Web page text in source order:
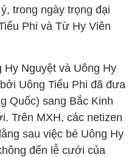
trong ngày trọng đại
Phi và Từ Hy Viên
Nguyệt và Uông Hy
Uông Tiểu Phi đã đưa
Quốc) sang Bắc Kinh
Trên MXH, các netizen
sau việc bé Uông Hy
đến lễ cưới của